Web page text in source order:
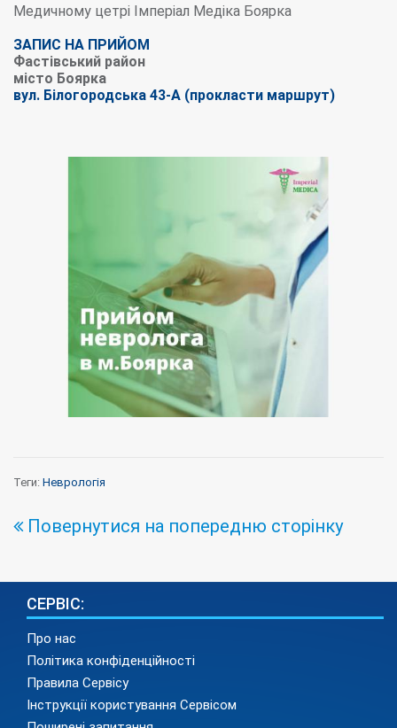
Медичному цетрі Імперіал Медіка Боярка
ЗАПИС НА ПРИЙОМ
Фастівський район
місто Боярка
вул. Білогородська 43-А (прокласти маршрут)
Теги: Неврологія
Повернутися на попередню сторінку
СЕРВІС:
Про нас
Політика конфіденційності
Правила Сервісу
Інструкції користування Сервісом